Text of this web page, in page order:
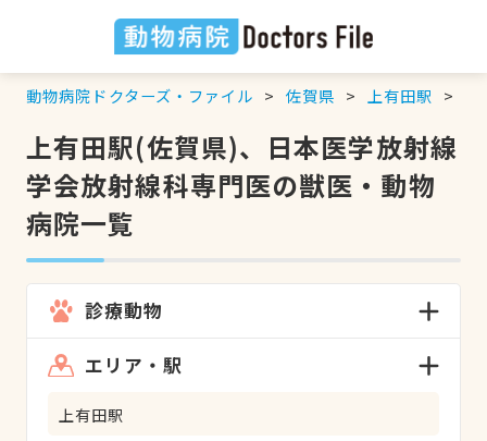
動物病院ドクターズ・ファイル 佐賀県 上有田駅
上有田駅(佐賀県)、日本医学放射線
学会放射線科専門医の獣医・動物
病院一覧
診療動物
エリア・駅
上有田駅